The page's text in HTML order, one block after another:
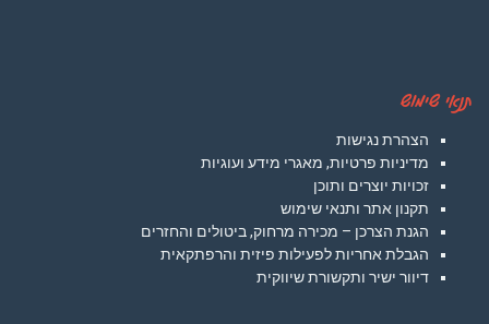
תנאי שימוש
הצהרת נגישות
מדיניות פרטיות, מאגרי מידע ועוגיות
זכויות יוצרים ותוכן
תקנון אתר ותנאי שימוש
הגנת הצרכן – מכירה מרחוק, ביטולים והחזרים
הגבלת אחריות לפעילות פיזית והרפתקאית
דיוור ישיר ותקשורת שיווקית